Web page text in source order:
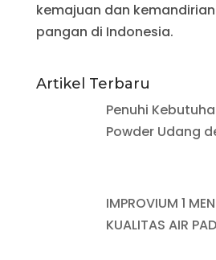
kemajuan dan
pangan di Indonesia.
Artikel Terbaru
Penuhi
Powder Udang
IMPROVIUM 1
KUALITAS AIR